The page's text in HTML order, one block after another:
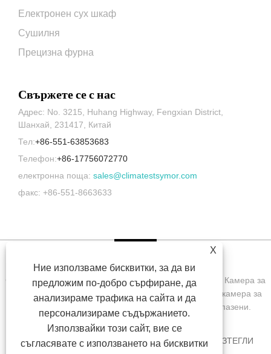
Електронен сух шкаф
Сушилня
Прецизна фурна
Свържете се с нас
Адрес: No. 3215, Huhang Highway, Fengxian District,
Шанхай, 231417, Китай
Тел:+86-551-63853683
Телефон:+86-17756072770
електронна поща: sales@climatestsymor.com
факс: +86-551-8663633
Copyright © 2022 Symor Instrument Equipment Co., Ltd. Камера за
изпитване на околната среда, електронен сух шкаф, камера за
изпитване на ускорено изветряне Всички права запазени.
У ДОМА ЗА НАС ПРОДУКТИ НОВИНИ
ИЗТЕГЛИ
X
Ние използваме бисквитки, за да ви
предложим по-добро сърфиране, да
анализираме трафика на сайта и да
персонализираме съдържанието.
Използвайки този сайт, вие се
съгласявате с използването на бисквитки